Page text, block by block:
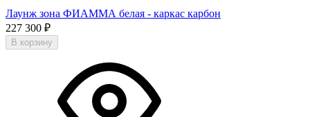
Лаунж зона ФИАММА белая - каркас карбон
227 300 ₽
В корзину